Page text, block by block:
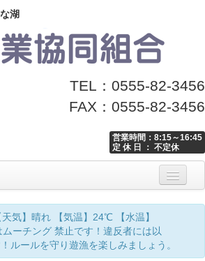
湖
TEL：0555-82-3456
FAX：0555-82-3456
営業時間：8:15～16:45
定 休 日 ： 不定休
せ
気】晴れ 【気温】24℃ 【水温】
ーチング 禁止です！違反者には以
ルールを守り遊漁を楽しみましょう。